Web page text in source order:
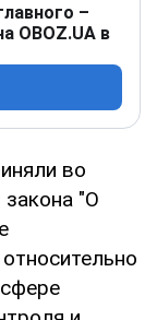
–
OBOZ.UA в
во
"О